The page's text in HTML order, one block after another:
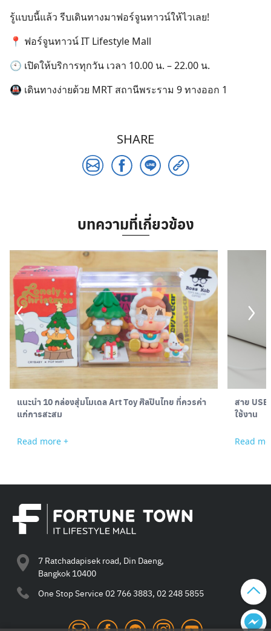
รู้แบบนี้แล้ว รีบเดินทางมาฟอร์จูนทาวน์ให้ไวเลย!
📍 ฟอร์จูนทาวน์ IT Lifestyle Mall
🕙 เปิดให้บริการทุกวัน เวลา 10.00 น. – 22.00 น.
🚇 เดินทางง่ายด้วย MRT สถานีพระราม 9 ทางออก 1
SHARE
บทความที่เกี่ยวข้อง
แนะนำ 10 กล่องสุ่มโมเดล Art Toy ศิลปินไทย ที่ควรค่า
แก่การสะสม
Read more +
สาย
ใช้งาน
Read
7 Ratchadapisek road, Din Daeng,
Bangkok 10400
One Stop Service 02 766 3883, 02 248 5855